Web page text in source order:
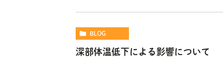
BLOG
深部体温低下による影響について